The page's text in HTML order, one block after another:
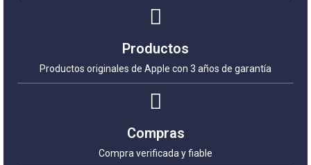
Productos
Productos originales de Apple con 3 años de garantía
Compras
Compra verificada y fiable